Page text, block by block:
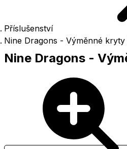
Příslušenství
Nine Dragons - Výměnné kryty
Nine Dragons -